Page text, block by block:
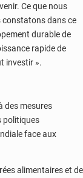
Ce que nous
constatons dans ce
durable de
rapide de
investir ».
des mesures
politiques
face aux
alimentaires et de